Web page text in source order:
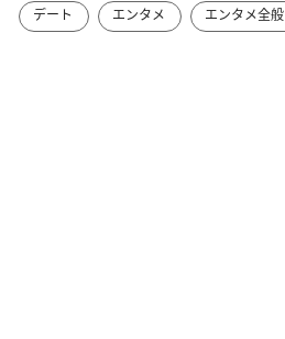
デート
エンタメ エンタメ全般